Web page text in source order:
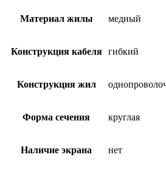
Материал жилы медный
Конструкция кабеля гибкий
Конструкция жил
Форма сечения круглая
Наличие экрана нет